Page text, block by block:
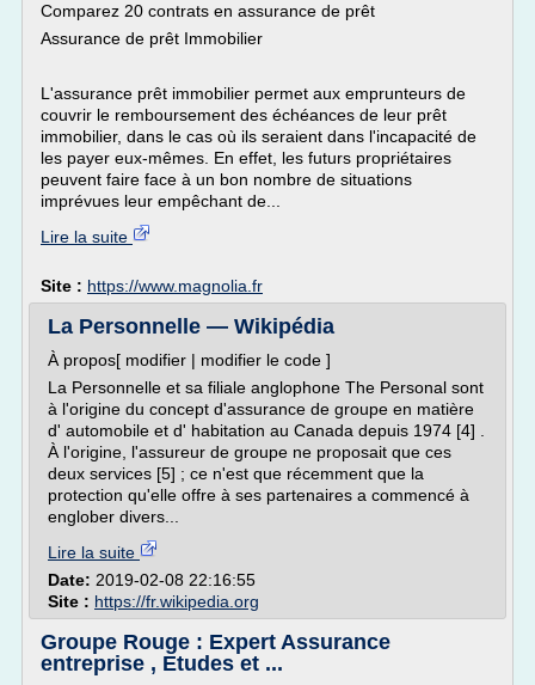
Comparez 20 contrats en assurance de prêt
Assurance de prêt Immobilier
L'assurance prêt immobilier permet aux emprunteurs de
couvrir le remboursement des échéances de leur prêt
immobilier, dans le cas où ils seraient dans l'incapacité de
les payer eux-mêmes. En effet, les futurs propriétaires
peuvent faire face à un bon nombre de situations
imprévues leur empêchant de...
Lire la suite
Site : https://www.magnolia.fr
La Personnelle — Wikipédia
À propos[ modifier | modifier le code ]
La Personnelle et sa filiale anglophone The Personal sont
à l'origine du concept d'assurance de groupe en matière
d' automobile et d' habitation au Canada depuis 1974 [4] .
À l'origine, l'assureur de groupe ne proposait que ces
deux services [5] ; ce n'est que récemment que la
protection qu'elle offre à ses partenaires a commencé à
englober divers...
Lire la suite
Date: 2019-02-08 22:16:55
Site : https://fr.wikipedia.org
Groupe Rouge : Expert Assurance
entreprise , Etudes et ...